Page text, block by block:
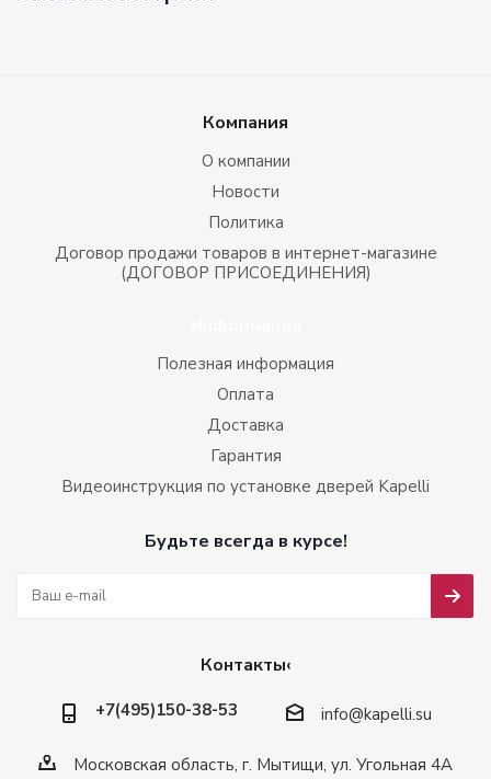
Компания
О компании
Новости
Политика
Договор продажи товаров в интернет-магазине
(ДОГОВОР ПРИСОЕДИНЕНИЯ)
Полезная информация
Оплата
Доставка
Гарантия
Видеоинструкция по установке дверей Kapelli
Будьте всегда в курсе!
Контакты‹
+7(495)150-38-53 info@kapelli.su
Московская область, г. Мытищи, ул. Угольная 4А